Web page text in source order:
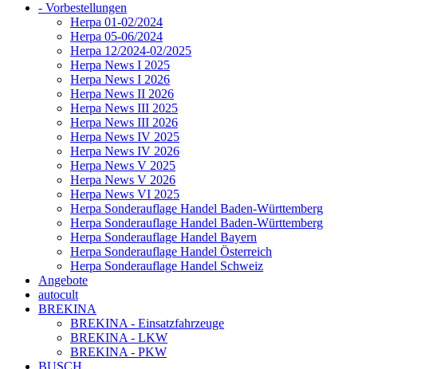
- Vorbestellungen
Herpa 01-02/2024
Herpa 05-06/2024
Herpa 12/2024-02/2025
Herpa News I 2025
Herpa News I 2026
Herpa News II 2026
Herpa News III 2025
Herpa News III 2026
Herpa News IV 2025
Herpa News IV 2026
Herpa News V 2025
Herpa News V 2026
Herpa News VI 2025
Herpa Sonderauflage Handel Baden-Württemberg
Herpa Sonderauflage Handel Baden-Württemberg
Herpa Sonderauflage Handel Bayern
Herpa Sonderauflage Handel Österreich
Herpa Sonderauflage Handel Schweiz
Angebote
autocult
BREKINA
BREKINA - Einsatzfahrzeuge
BREKINA - LKW
BREKINA - PKW